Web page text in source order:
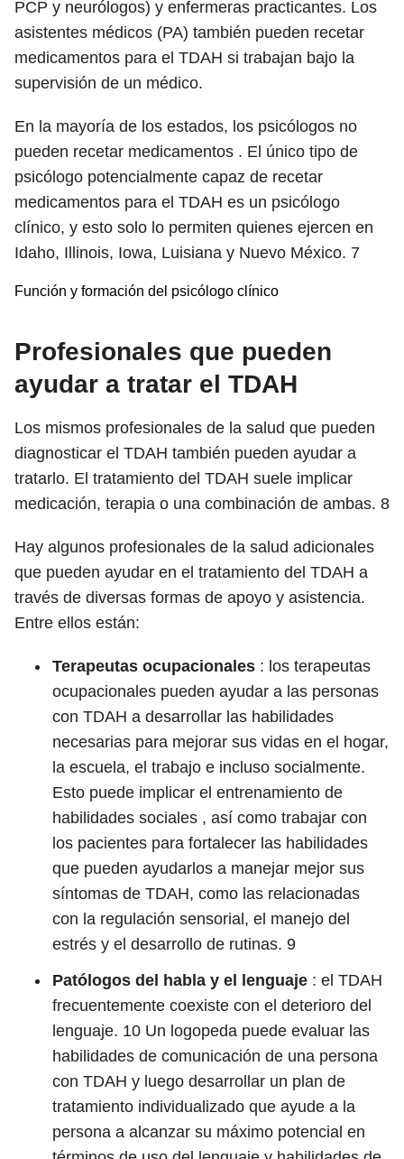
PCP y neurólogos) y enfermeras practicantes. Los
asistentes médicos (PA) también pueden recetar
medicamentos para el TDAH si trabajan bajo la
supervisión de un médico.
En la mayoría de los estados, los psicólogos no
pueden recetar medicamentos . El único tipo de
psicólogo potencialmente capaz de recetar
medicamentos para el TDAH es un psicólogo
clínico, y esto solo lo permiten quienes ejercen en
Idaho, Illinois, Iowa, Luisiana y Nuevo México. 7
Función y formación del psicólogo clínico
Profesionales que pueden
ayudar a tratar el TDAH
Los mismos profesionales de la salud que pueden
diagnosticar el TDAH también pueden ayudar a
tratarlo. El tratamiento del TDAH suele implicar
medicación, terapia o una combinación de ambas. 8
Hay algunos profesionales de la salud adicionales
que pueden ayudar en el tratamiento del TDAH a
través de diversas formas de apoyo y asistencia.
Entre ellos están:
Terapeutas ocupacionales : los terapeutas
ocupacionales pueden ayudar a las personas
con TDAH a desarrollar las habilidades
necesarias para mejorar sus vidas en el hogar,
la escuela, el trabajo e incluso socialmente.
Esto puede implicar el entrenamiento de
habilidades sociales , así como trabajar con
los pacientes para fortalecer las habilidades
que pueden ayudarlos a manejar mejor sus
síntomas de TDAH, como las relacionadas
con la regulación sensorial, el manejo del
estrés y el desarrollo de rutinas. 9
Patólogos del habla y el lenguaje : el TDAH
frecuentemente coexiste con el deterioro del
lenguaje. 10 Un logopeda puede evaluar las
habilidades de comunicación de una persona
con TDAH y luego desarrollar un plan de
tratamiento individualizado que ayude a la
persona a alcanzar su máximo potencial en